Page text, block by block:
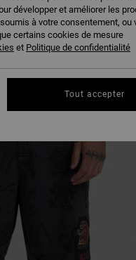
développer et améliorer les
à votre consentement, ou
certains cookies de mesure
et Politique de confidentialité
Tout accepter